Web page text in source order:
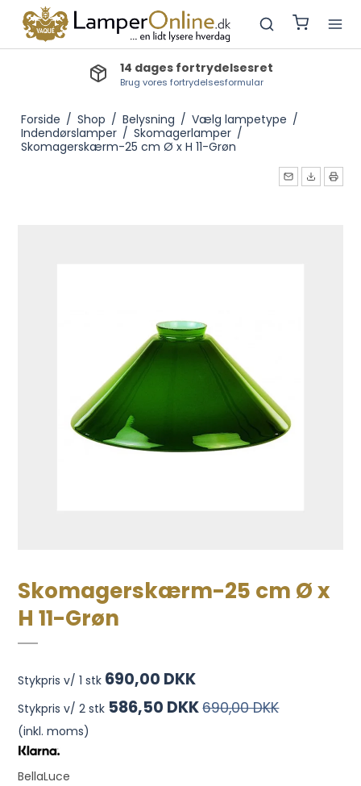
14 dages fortrydelsesret
Brug vores fortrydelsesformular
Forside / Shop / Belysning / Vælg lampetype /
Indendørslamper / Skomagerlamper /
Skomagerskærm-25 cm Ø x H 11-Grøn
Skomagerskærm-25 cm Ø x
H 11-Grøn
Stykpris v/ 1 stk 690,00 DKK
Stykpris v/ 2 stk 586,50 DKK690,00 DKK
(inkl. moms)
BellaLuce